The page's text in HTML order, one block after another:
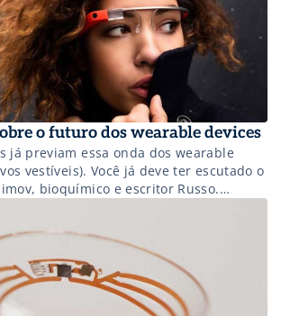
o futuro dos wearable devices
já previam essa onda dos wearable
vestíveis). Você já deve ter escutado o
bioquímico e escritor Russo.